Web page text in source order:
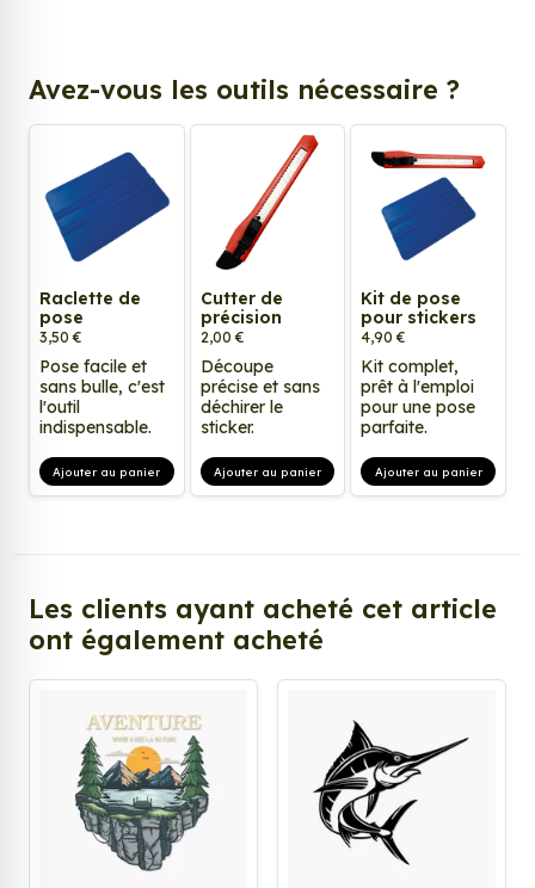
Avez-vous les outils nécessaire ?
Raclette de
pose
3,50 €
Pose facile et
sans bulle, c'est
l'outil
indispensable.
Ajouter au panier
Cutter de
précision
2,00 €
Découpe
précise et sans
déchirer le
sticker.
Ajouter au panier
Kit de pose
pour stickers
4,90 €
Kit complet,
prêt à l'emploi
pour une pose
parfaite.
Ajouter au panier
Les clients ayant acheté cet article
ont également acheté